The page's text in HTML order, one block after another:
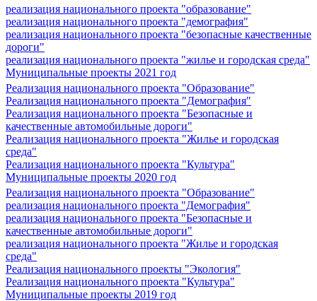
реализация национального проекта "образование"
реализация национального проекта "демография"
реализация национального проекта "безопасные качественные
дороги"
реализация национального проекта "жилье и городская среда"
Муниципальные проекты 2021 год
Реализация национального проекта "Образование"
Реализация национального проекта "Демография"
Реализация национального проекта "Безопасные и
качественные автомобильные дороги"
Реализация национального проекта "Жилье и городская
среда"
Реализация национального проекта "Культура"
Муниципальные проекты 2020 год
Реализация национального проекта "Образование"
реализация национального проекта "Демография"
реализация национального проекта "Безопасные и
качественные автомобильные дороги"
реализация национального проекта "Жилье и городская
среда"
Реализация национального проекты "Экология"
Реализация национального проекта "Культура"
Муниципальные проекты 2019 год